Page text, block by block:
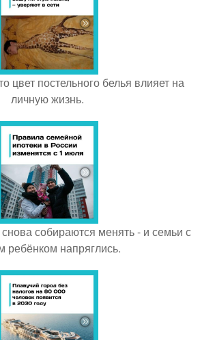
цвет постельного белья влияет на
личную жизнь.
собираются менять - и семьи с
ребёнком напряглись.